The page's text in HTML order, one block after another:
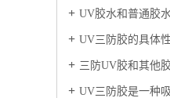
UV胶水和普通胶
UV三防胶的具体
三防UV胶和其他胶不同，
UV三防胶是一种吸收了紫外线之后